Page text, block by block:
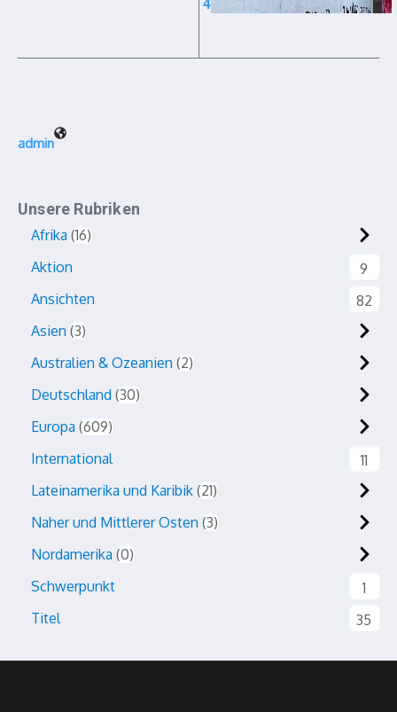
4
admin
Unsere Rubriken
Afrika 16
Aktion
9
Ansichten
82
Asien 3
Australien & Ozeanien 2
Deutschland 30
Europa 609
International
11
Lateinamerika und Karibik 21
Naher und Mittlerer Osten 3
Nordamerika 0
Schwerpunkt
1
Titel
35